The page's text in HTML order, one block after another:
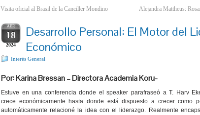
Visita oficial al Brasil de la Canciller Mondino Alejandra Mattheus:
ABR
18
2024
Desarrollo Personal: El Motor del
Económico
Interés General
Por: Karina Bressan – Directora Academia Koru-
Estuve en una conferencia donde el speaker parafraseó a T. Harv
crece económicamente hasta donde está dispuesto a crecer como
automáticamente relacioné la idea con el liderazgo. Realmente